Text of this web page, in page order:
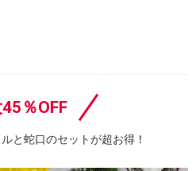
％OFF
と蛇口のセットが超お得！